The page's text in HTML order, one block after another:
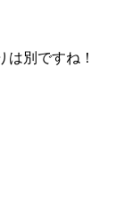
は別ですね！